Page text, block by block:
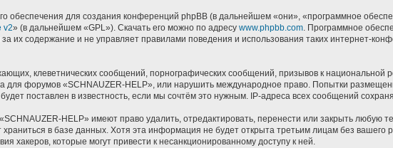
для создания конференций phpBB (в дальнейшем «они», «программное
v2» (в дальнейшем «GPL»). Скачать его можно по адресу www.phpbb.com. Программное
их содержание и не управляет правилами поведения и использования таких интернет-
клеветнических сообщений, порнографических сообщений, призывов к
для форумов «SCHNAUZER-HELP», или нарушить международное право. Попытки
поставлен в известность, если мы сочтём это нужным. IP-адреса всех сообщений
HELP» имеют право удалить, отредактировать, перенести или закрыть любую
в базе данных. Хотя эта информация не будет открыта третьим лицам без
хакеров, которые могут привести к несанкционированному доступу к ней.